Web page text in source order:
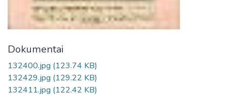
Dokumentai
132400.jpg (123.74 KB)
132429.jpg (129.22 KB)
132411.jpg (122.42 KB)